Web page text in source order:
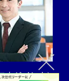
ネジメント)